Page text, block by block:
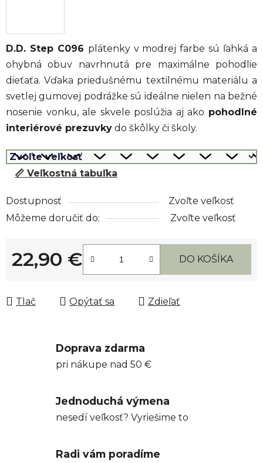
D.D. Step C096 plátenky v modrej farbe sú ľahká a
ohybná obuv navrhnutá pre maximálne pohodlie
dieťaťa. Vďaka priedušnému textilnému materiálu a
svetlej gumovej podrážke sú ideálne nielen na bežné
nosenie vonku, ale skvele poslúžia aj ako pohodlné
interiérové prezuvky do škôlky či školy.
📏 Veľkostná tabuľka
Dostupnosť
Zvoľte veľkosť
Môžeme doručiť do:
Zvoľte veľkosť
22,90 €
Jednotková cena:
DO KOŠÍKA
Tlač Opýtať sa Zdieľať
Doprava zdarma
pri nákupe nad 50 €
Jednoduchá výmena
nesedí veľkosť? Vyriešime to
Radi vám poradíme